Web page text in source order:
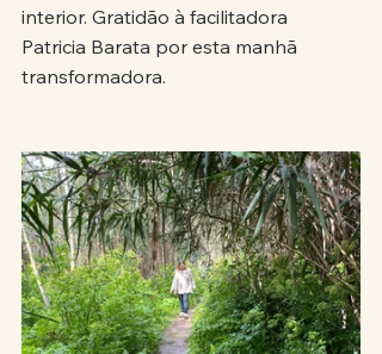
interior. Gratidão à facilitadora
Patricia Barata por esta manhã
transformadora.